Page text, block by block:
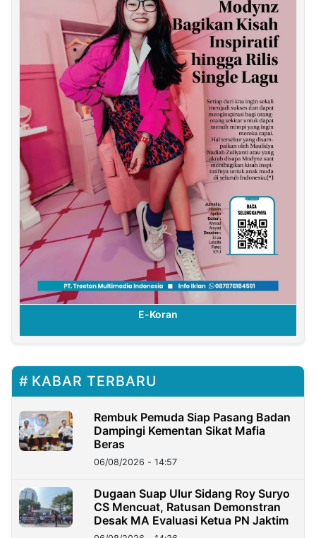
E-Koran
KABAR TERBARU
Rembuk Pemuda Siap Pasang Badan
Dampingi Kementan Sikat Mafia
Beras
06/08/2026 - 14:57
Dugaan Suap Ulur Sidang Roy Suryo
CS Mencuat, Ratusan Demonstran
Desak MA Evaluasi Ketua PN Jaktim